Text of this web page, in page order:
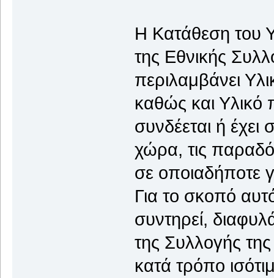
Η Κατάθεση του
της Εθνικής
περιλαμβάνει
καθώς και Υλικό
συνδέεται ή
χώρα, τις
σε οποιαδήποτε
Για το σκοπό
συντηρεί,
της Συλλογής
κατά τρόπο